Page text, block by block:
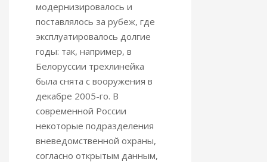
модернизировалось и
поставлялось за рубеж, где
эксплуатировалось долгие
годы: так, например, в
Белоруссии трехлинейка
была снята с вооружения в
декабре 2005-го. В
современной России
некоторые подразделения
вневедомственной охраны,
согласно открытым данным,